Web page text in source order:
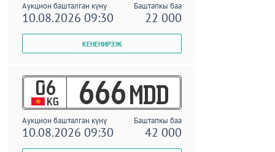
Аукцион башталган күнү Баштапкы баа
10.08.2026 09:30 22 000
06
KG 666 MDD
Аукцион башталган күнү Баштапкы баа
10.08.2026 09:30 42 000